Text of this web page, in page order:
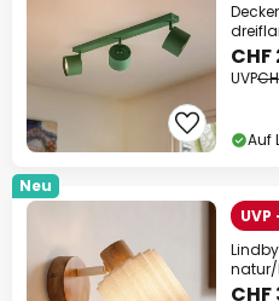
CHF
UVP
Auf
Neu
UVP
natur/